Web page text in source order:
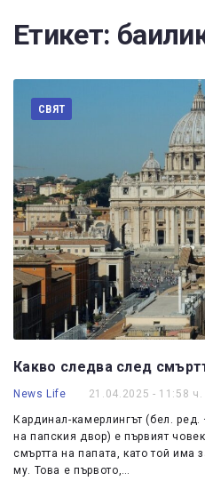
Етикет:
СВЯТ
Какво следва след
News Life 21.04.2025 - 11:58 ч.
Кардинал-камерлингът (бел.
на папския двор) е първият
смъртта на папата, като той има
му. Това е първото,…